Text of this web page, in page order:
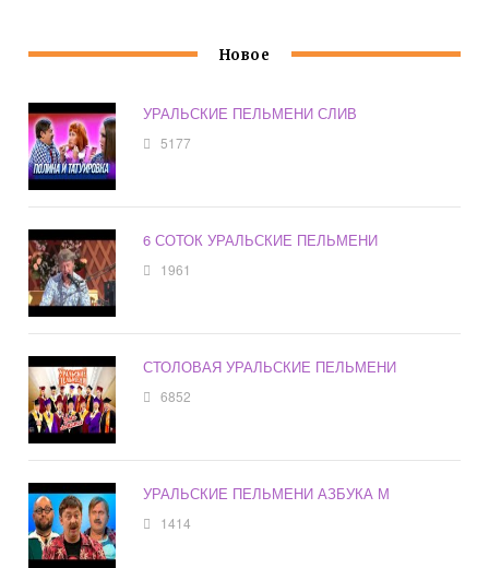
Новое
УРАЛЬСКИЕ ПЕЛЬМЕНИ СЛИВ
5177
6 СОТОК УРАЛЬСКИЕ ПЕЛЬМЕНИ
1961
СТОЛОВАЯ УРАЛЬСКИЕ ПЕЛЬМЕНИ
6852
УРАЛЬСКИЕ ПЕЛЬМЕНИ АЗБУКА М
1414